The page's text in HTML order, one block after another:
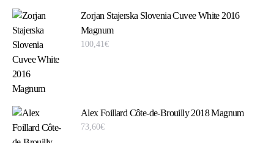
Zorjan Stajerska Slovenia Cuvee White 2016
Magnum
100,41€
Alex Foillard Côte-de-Brouilly 2018 Magnum
73,60€